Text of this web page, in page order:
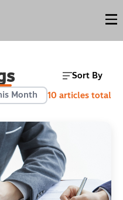
Sort By
Month 10 articles total